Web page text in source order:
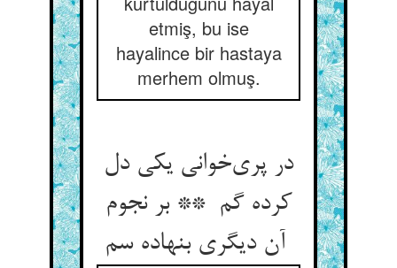
etmiş, bu ise
hayalince bir hastaya
merhem olmuş.
در پری‌خوانی یکی دل
کرده گم ** بر نجوم